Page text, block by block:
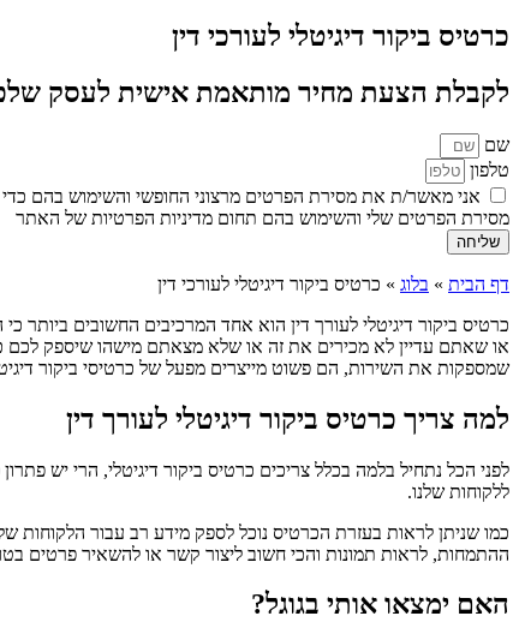
כרטיס ביקור דיגיטלי לעורכי דין
לקבלת הצעת מחיר מותאמת אישית לעסק
שם
טלפון
אני מאשר/ת את מסירת הפרטים מרצוני החופשי והשימוש בהם
מסירת הפרטים שלי והשימוש בהם תחום מדיניות הפרטיות של האתר
שליחה
דף הבית » בלוג » כרטיס ביקור דיגיטלי לעורכי דין
כרטיס ביקור דיגיטלי לעורך דין הוא אחד המרכיבים החשובים ביותר
או שאתם עדיין לא מכירים את זה או שלא מצאתם מישהו שיספק לכם
שמספקות את השירות, הם פשוט מייצרים מפעל של כרטיסי ביקור
למה צריך כרטיס ביקור דיגיטלי לעורך דין
לפני הכל נתחיל בלמה בכלל צריכים כרטיס ביקור דיגיטלי, הרי יש
ללקוחות שלנו.
כמו שניתן לראות בעזרת הכרטיס נוכל לספק מידע רב עבור הלקוחות
ההתמחות, לראות תמונות והכי חשוב ליצור קשר או להשאיר פרטים
האם ימצאו אותי בגוגל?